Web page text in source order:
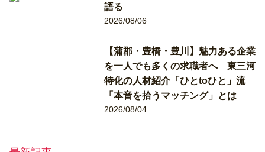
語る
2026/08/06
【蒲郡・豊橋・豊川】魅力ある企業
を一人でも多くの求職者へ 東三河
特化の人材紹介「ひとtoひと」流
「本音を拾うマッチング」とは
2026/08/04